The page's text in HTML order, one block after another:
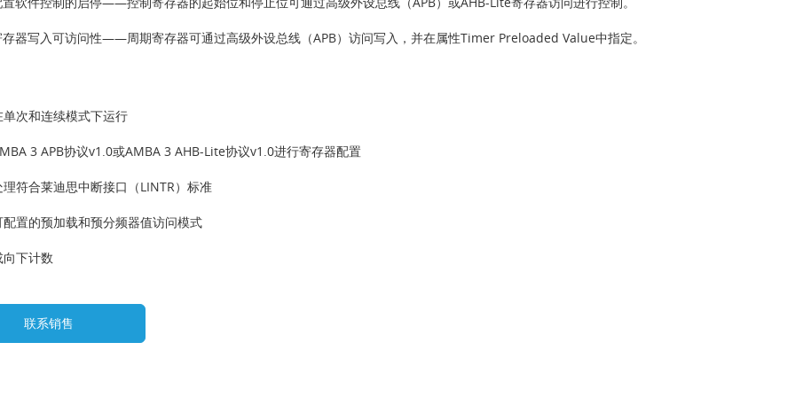
器写入可访问性——周期寄存器可通过高级外设总线（APB）访问写入，并在属性Timer Preloaded Value中指定。
次和连续模式下运行
3 APB协议v1.0或AMBA 3 AHB-Lite协议v1.0进行寄存器配置
符合莱迪思中断接口（LINTR）标准
置的预加载和预分频器值访问模式
下计数
联系销售